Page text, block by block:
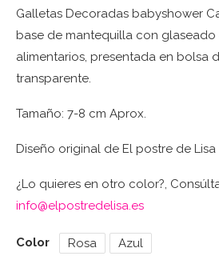
Galletas Decoradas babyshower
base de mantequilla con
alimentarios, presentada en bolsa
transparente.
Tamaño: 7-8 cm Aprox.
Diseño original de El postre de Lisa
¿Lo quieres en otro color?,
info@elpostredelisa.es
Color Rosa Azul